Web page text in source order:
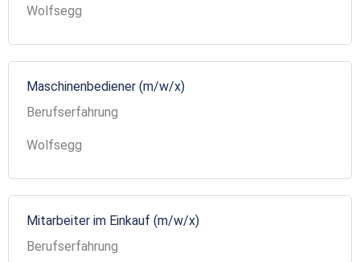
Wolfsegg
Maschinenbediener (m/w/x)
Berufserfahrung
Wolfsegg
Mitarbeiter im Einkauf (m/w/x)
Berufserfahrung